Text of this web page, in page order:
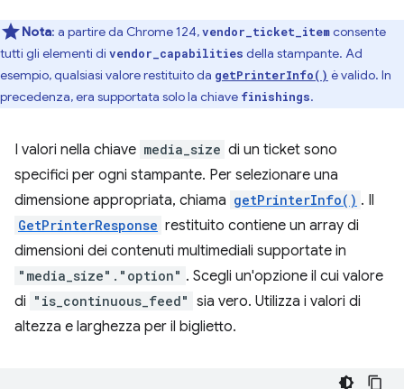
Nota: a partire da Chrome 124,vendor_ticket_itemconsente
tutti gli elementi di vendor_capabilities della stampante. Ad
esempio, qualsiasi valore restituito da getPrinterInfo() è valido. In
precedenza, era supportata solo la chiave finishings.
I valori nella chiave media_size di un ticket sono
specifici per ogni stampante. Per selezionare una
dimensione appropriata, chiama getPrinterInfo() . Il
GetPrinterResponse restituito contiene un array di
dimensioni dei contenuti multimediali supportate in
"media_size"."option" . Scegli un'opzione il cui valore
di "is_continuous_feed" sia vero. Utilizza i valori di
altezza e larghezza per il biglietto.